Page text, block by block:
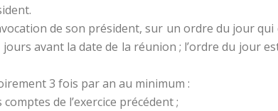
de son président, sur un ordre du jour
avant la date de la réunion ; l’ordre du jour
3 fois par an au minimum :
de l’exercice précédent ;